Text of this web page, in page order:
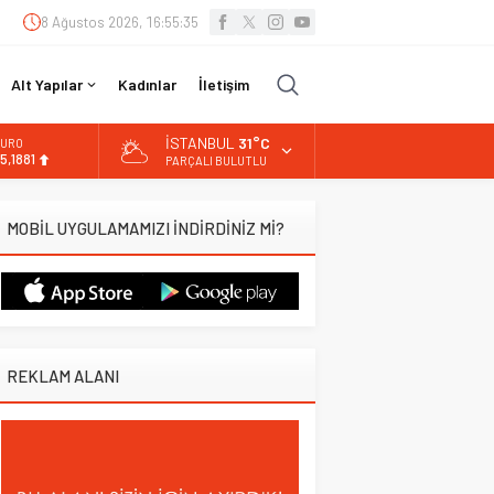
8 Ağustos 2026, 16:55:36
Alt Yapılar Kadınlar İletişim
13.779,39
DOLAR
İSTANBUL 31°C
PARÇALI BULUTLU
MOBİL UYGULAMAMIZI İNDİRDİNİZ Mİ?
REKLAM ALANI